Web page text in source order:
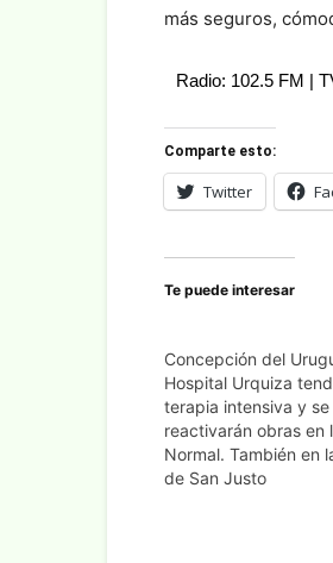
más seguros,
Radio: 102.5 FM |
Comparte esto:
Twitter
Te puede interesar
Concepción del
Hospital Urquiza
terapia intensiva y se
reactivarán obras en
Normal. También en
de San Justo